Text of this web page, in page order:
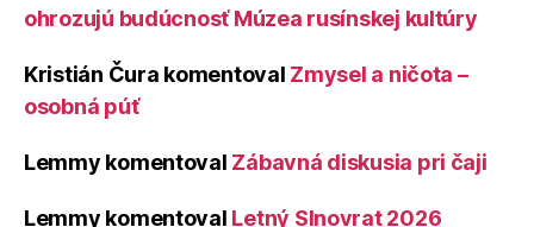
ohrozujú budúcnosť Múzea rusínskej kultúry
Kristián Čura komentoval Zmysel a ničota –
osobná púť
Lemmy komentoval Zábavná diskusia pri čaji
Lemmy komentoval Letný Slnovrat 2026